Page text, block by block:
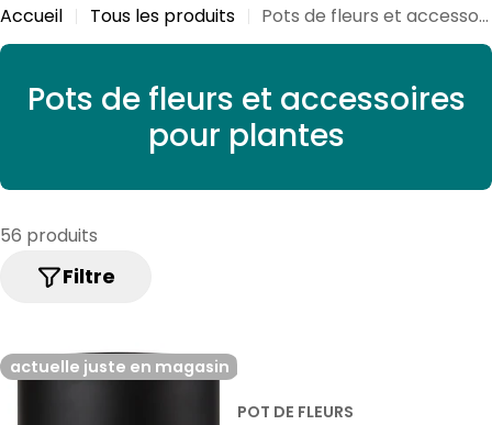
Accueil
Tous les produits Pots de fleurs et accessoires pour plantes
l
e
i
o
Pots de fleurs et accessoires
pour plantes
56 produits
Filtre
actuelle juste en magasin
POT DE FLEURS